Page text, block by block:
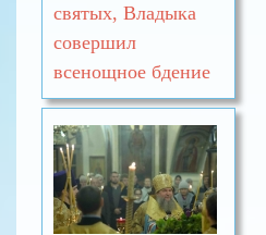
святых, Владыка
совершил
всенощное бдение